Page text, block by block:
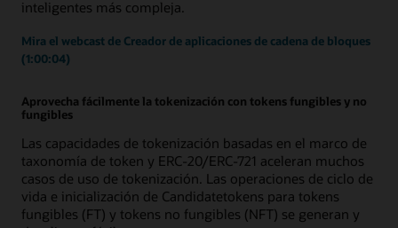
inteligentes más compleja.
Mira el webcast de Creador de aplicaciones de cadena de bloques
(1:00:04)
Aprovecha fácilmente la tokenización con tokens fungibles y no
fungibles
Las capacidades de tokenización basadas en el marco de
taxonomía de token y ERC-20/ERC-721 aceleran muchos
casos de uso de tokenización. Las operaciones de ciclo de
vida e inicialización de Candidatetokens para tokens
fungibles (FT) y tokens no fungibles (NFT) se generan y